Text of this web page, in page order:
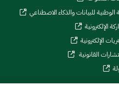
الوطنية للبيانات والذكاء الاصطناعي
الإلكترونية
الإلكترونية
القانونية